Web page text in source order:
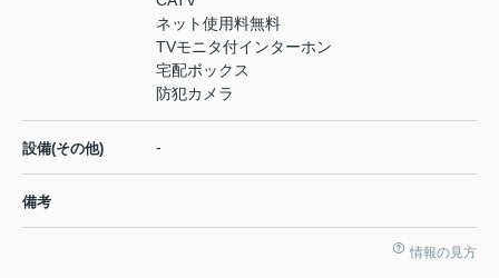
ネット使用料無料
TVモニタ付インターホン
宅配ボックス
防犯カメラ
設備(その他) -
備考
情報の見方